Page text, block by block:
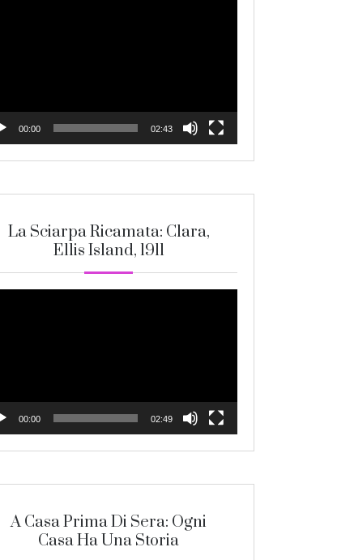
00:00 02:43
La Sciarpa Ricamata: Clara,
Ellis Island, 1911
00:00 02:49
A Casa Prima Di Sera: Ogni
Casa Ha Una Storia